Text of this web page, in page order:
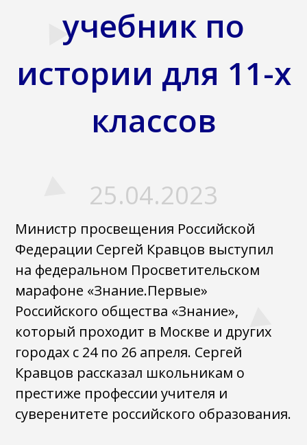
учебник по
истории для 11-х
классов
25.04.2023
Министр просвещения Российской
Федерации Сергей Кравцов выступил
на федеральном Просветительском
марафоне «Знание.Первые»
Российского общества «Знание»,
который проходит в Москве и других
городах с 24 по 26 апреля. Сергей
Кравцов рассказал школьникам о
престиже профессии учителя и
суверенитете российского образования.